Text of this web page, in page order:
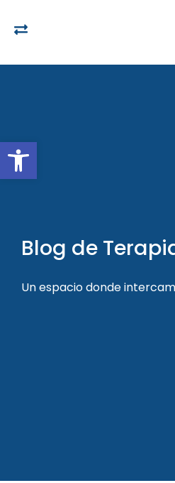
Open toolbar
Blog de
Un espacio donde